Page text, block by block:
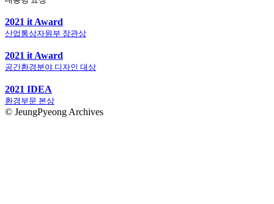
2021 it Award
산업통상자원부 장관상
2021 it Award
공간환경분야 디자인 대상
2021 IDEA
환경부문 본상
© JeungPyeong Archives